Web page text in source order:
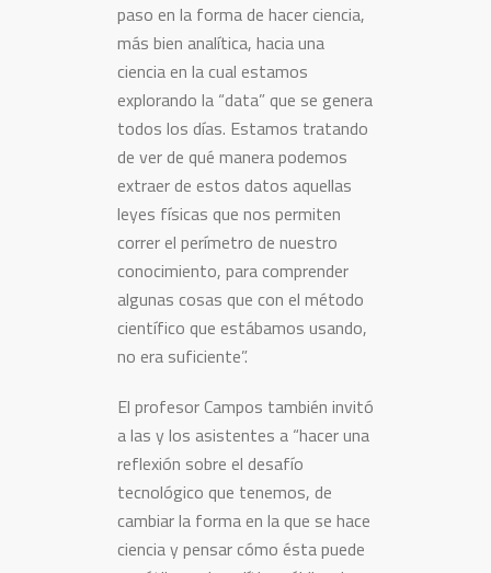
paso en la forma de hacer ciencia,
más bien analítica, hacia una
ciencia en la cual estamos
explorando la “data” que se genera
todos los días. Estamos tratando
de ver de qué manera podemos
extraer de estos datos aquellas
leyes físicas que nos permiten
correr el perímetro de nuestro
conocimiento, para comprender
algunas cosas que con el método
científico que estábamos usando,
no era suficiente”.
El profesor Campos también invitó
a las y los asistentes a “hacer una
reflexión sobre el desafío
tecnológico que tenemos, de
cambiar la forma en la que se hace
ciencia y pensar cómo ésta puede